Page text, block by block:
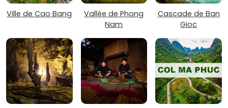
Ville de Cao Bang
Vallée de Phong
Nam
Cascade de Ban
Gioc